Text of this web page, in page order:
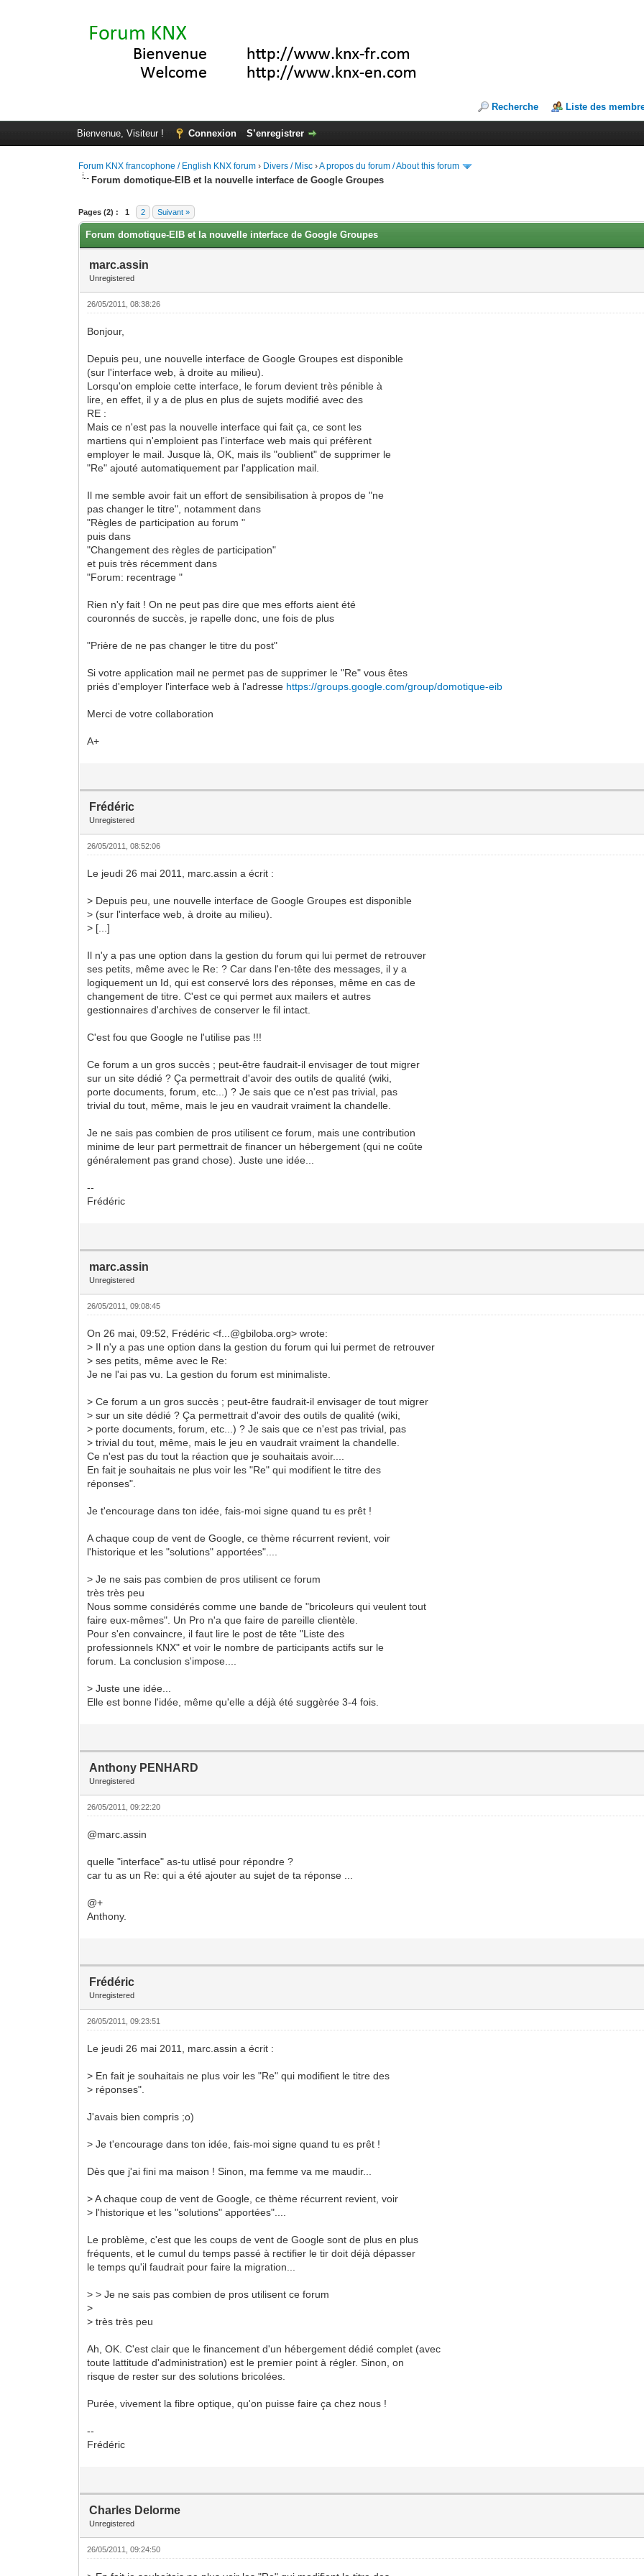
Recherche Liste des
Bienvenue, Visiteur ! Connexion S’enregistrer
Forum KNX francophone / English KNX forum › Divers / Misc ›A propos du forum / About this forum
Forum domotique-EIB et la nouvelle interface de Google Groupes
Pages (2) : 1 2 Suivant »
Moyenne : 0 (0 vote(s))
1
2
3
4
5
Forum domotique-EIB et la nouvelle interface de Google Groupes
marc.assin
Unregistered
26/05/2011, 08:38:26
Bonjour,
Depuis peu, une nouvelle interface de Google Groupes est disponible
(sur l'interface web, à droite au milieu).
Lorsqu'on emploie cette interface, le forum devient très pénible à
lire, en effet, il y a de plus en plus de sujets modifié avec des
RE :
Mais ce n'est pas la nouvelle interface qui fait ça, ce sont les
martiens qui n'emploient pas l'interface web mais qui préfèrent
employer le mail. Jusque là, OK, mais ils "oublient" de supprimer le
"Re" ajouté automatiquement par l'application mail.
Il me semble avoir fait un effort de sensibilisation à propos de "ne
pas changer le titre", notamment dans
"Règles de participation au forum "
puis dans
"Changement des règles de participation"
et puis très récemment dans
"Forum: recentrage "
Rien n'y fait ! On ne peut pas dire que mes efforts aient été
couronnés de succès, je rapelle donc, une fois de plus
"Prière de ne pas changer le titre du post"
Si votre application mail ne permet pas de supprimer le "Re" vous êtes
priés d'employer l'interface web à l'adresse https://groups.google.com/group/domotique-eib
Merci de votre collaboration
A+
Frédéric
Unregistered
26/05/2011, 08:52:06
Le jeudi 26 mai 2011, marc.assin a écrit :
> Depuis peu, une nouvelle interface de Google Groupes est disponible
> (sur l'interface web, à droite au milieu).
> [...]
Il n'y a pas une option dans la gestion du forum qui lui permet de retrouver
ses petits, même avec le Re: ? Car dans l'en-tête des messages, il y a
logiquement un Id, qui est conservé lors des réponses, même en cas de
changement de titre. C'est ce qui permet aux mailers et autres
gestionnaires d'archives de conserver le fil intact.
C'est fou que Google ne l'utilise pas !!!
Ce forum a un gros succès ; peut-être faudrait-il envisager de tout migrer
sur un site dédié ? Ça permettrait d'avoir des outils de qualité (wiki,
porte documents, forum, etc...) ? Je sais que ce n'est pas trivial, pas
trivial du tout, même, mais le jeu en vaudrait vraiment la chandelle.
Je ne sais pas combien de pros utilisent ce forum, mais une contribution
minime de leur part permettrait de financer un hébergement (qui ne coûte
généralement pas grand chose). Juste une idée...
--
Frédéric
marc.assin
Unregistered
26/05/2011, 09:08:45
On 26 mai, 09:52, Frédéric <f...@gbiloba.org> wrote:
> Il n'y a pas une option dans la gestion du forum qui lui permet de retrouver
> ses petits, même avec le Re:
Je ne l'ai pas vu. La gestion du forum est minimaliste.
> Ce forum a un gros succès ; peut-être faudrait-il envisager de tout migrer
> sur un site dédié ? Ça permettrait d'avoir des outils de qualité (wiki,
> porte documents, forum, etc...) ? Je sais que ce n'est pas trivial, pas
> trivial du tout, même, mais le jeu en vaudrait vraiment la chandelle.
Ce n'est pas du tout la réaction que je souhaitais avoir....
En fait je souhaitais ne plus voir les "Re" qui modifient le titre des
réponses".
Je t'encourage dans ton idée, fais-moi signe quand tu es prêt !
A chaque coup de vent de Google, ce thème récurrent revient, voir
l'historique et les "solutions" apportées"....
> Je ne sais pas combien de pros utilisent ce forum
très très peu
Nous somme considérés comme une bande de "bricoleurs qui veulent tout
faire eux-mêmes". Un Pro n'a que faire de pareille clientèle.
Pour s'en convaincre, il faut lire le post de tête "Liste des
professionnels KNX" et voir le nombre de participants actifs sur le
forum. La conclusion s'impose....
> Juste une idée...
Elle est bonne l'idée, même qu'elle a déjà été suggèrée 3-4 fois.
Anthony PENHARD
Unregistered
26/05/2011, 09:22:20
@marc.assin
quelle "interface" as-tu utlisé pour répondre ?
car tu as un Re: qui a été ajouter au sujet de ta réponse ...
@+
Anthony.
Frédéric
Unregistered
26/05/2011, 09:23:51
Le jeudi 26 mai 2011, marc.assin a écrit :
> En fait je souhaitais ne plus voir les "Re" qui modifient le titre des
> réponses".
J'avais bien compris ;o)
> Je t'encourage dans ton idée, fais-moi signe quand tu es prêt !
Dès que j'ai fini ma maison ! Sinon, ma femme va me maudir...
> A chaque coup de vent de Google, ce thème récurrent revient, voir
> l'historique et les "solutions" apportées"....
Le problème, c'est que les coups de vent de Google sont de plus en plus
fréquents, et le cumul du temps passé à rectifier le tir doit déjà dépasser
le temps qu'il faudrait pour faire la migration...
> > Je ne sais pas combien de pros utilisent ce forum
>
> très très peu
Ah, OK. C'est clair que le financement d'un hébergement dédié complet (avec
toute lattitude d'administration) est le premier point à régler. Sinon, on
risque de rester sur des solutions bricolées.
Purée, vivement la fibre optique, qu'on puisse faire ça chez nous !
--
Frédéric
Charles Delorme
Unregistered
26/05/2011, 09:24:50